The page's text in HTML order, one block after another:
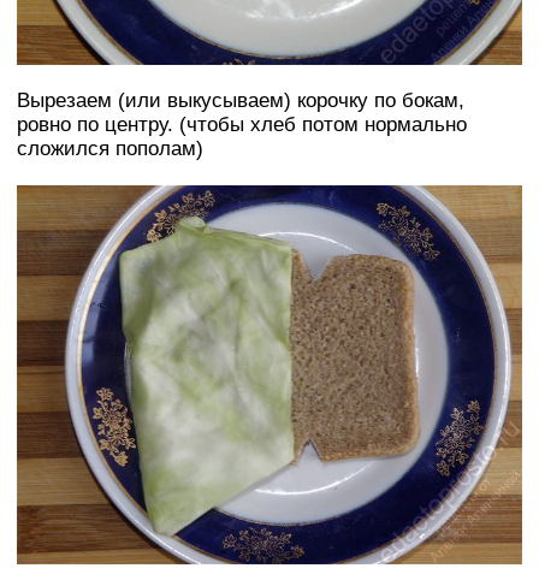
Вырезаем (или выкусываем) корочку по бокам,
ровно по центру. (чтобы хлеб потом нормально
сложился пополам)